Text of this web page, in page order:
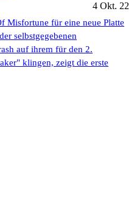
4 Okt. 22
Misfortune für eine neue Platte
selbstgegebenen
auf ihrem für den 2.
klingen, zeigt die erste